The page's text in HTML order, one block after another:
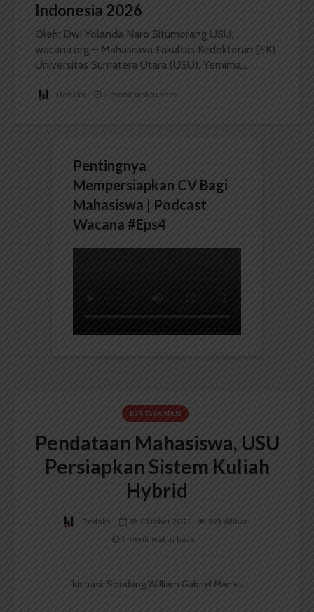
Indonesia 2026
Oleh: Dwi Yolanda Naro Situmorang USU,
wacana.org – Mahasiswa Fakultas Kedokteran (FK)
Universitas Sumatera Utara (USU), Yemima...
Redaksi 2 menit waktu baca
Pentingnya
Mempersiapkan CV Bagi
Mahasiswa | Podcast
Wacana #Eps4
BERITA KAMPUS
Pendataan Mahasiswa, USU
Persiapkan Sistem Kuliah
Hybrid
Redaksi 18 Oktober 2021
393 dilihat
1 menit waktu baca
Ilustrasi: Sondang William Gabriel Manalu